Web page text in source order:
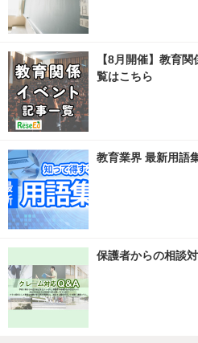
【8月開催】教育
覧はこちら
教育業界 最新用語
保護者からの相談